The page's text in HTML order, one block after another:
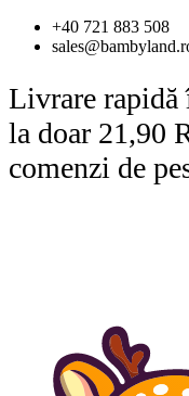
+40 721 883 508
Livrare rapidă
la doar 21,90
comenzi de